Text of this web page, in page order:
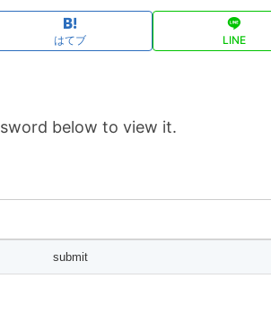
はてブ LINE
below to view it.